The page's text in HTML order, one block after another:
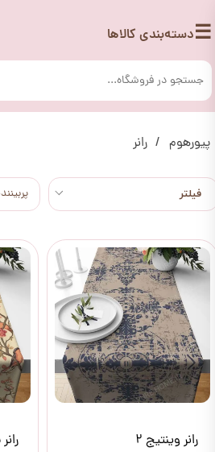
☰دسته‌بندی کالاها
پیورهوم رانر
رانر وینتیج 2